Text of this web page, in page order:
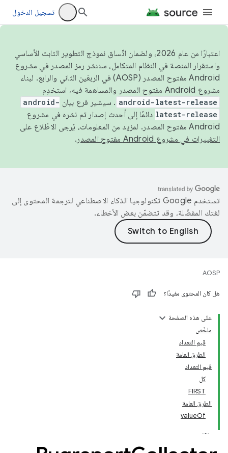
تسجيل الدخول
اعتبارًا من عام 2026، ولضمان اتّساق نموذج التطوير الثابت الأساسي
واستقرار المنصة في النظام المتكامل، سننشر رمز المصدر في مشروع
Android مفتوح المصدر (AOSP) في الربعَين الثاني والرابع. لبناء
مشروع Android مفتوح المصدر والمساهمة فيه، استخدِم
android-latest-release . سيشير فرع بيان android-
latest-release دائمًا إلى أحدث إصدار تم نشره في مشروع
Android مفتوح المصدر. لمزيد من المعلومات، يُرجى الاطّلاع على
التغييرات في مشروع Android مفتوح المصدر
.
تستخدم Google تكنولوجيا الذكاء الاصطناعي لترجمة المحتوى إلى
لغتك المفضّلة، وقد تتضمّن بعض الأخطاء.
AOSP
هل كان المحتوى مفيدًا؟
على هذه الصفحة
ملخّص
قيم التعداد
الطرق العامة
قيم التعداد
كل
FIRST
الطرق العامة
valueOf